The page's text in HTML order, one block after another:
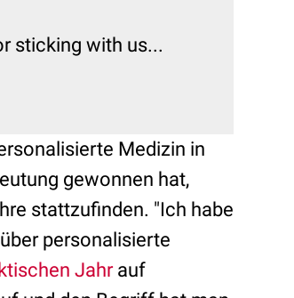
Medizin in
gewonnen hat,
stattzufinden. "Ich habe
personalisierte
Jahrauf